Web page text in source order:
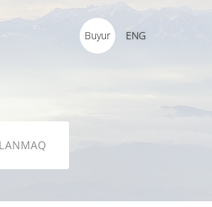
Buyur ENG